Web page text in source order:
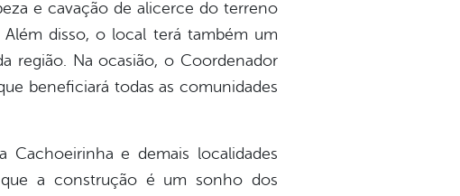
e cavação de alicerce do terreno
disso, o local terá também um
região. Na ocasião, o Coordenador
beneficiará todas as comunidades
e demais localidades
que a construção é um sonho dos